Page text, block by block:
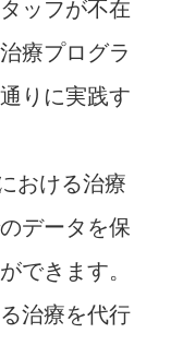
ッフが不在
療プログラ
りに実践す
おける治療
データを保
できます。
治療を代行